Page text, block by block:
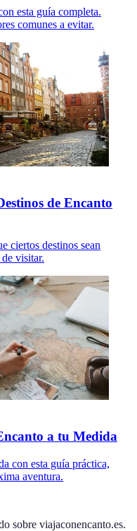
esta guía completa.
comunes a evitar.
de Encanto
ciertos destinos sean
visitar.
a tu Medida
con esta guía práctica,
aventura.
sobre viajaconencanto.es.